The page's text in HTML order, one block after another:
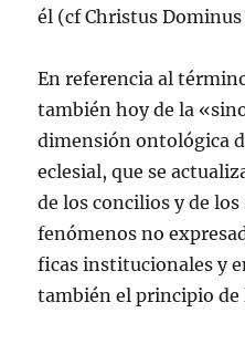
él (cf Christus
En referencia al
también hoy de la
dimensión ontológica
eclesial, que se
de los concilios y de
fenómenos no
ficas institucionales y
también el principio de